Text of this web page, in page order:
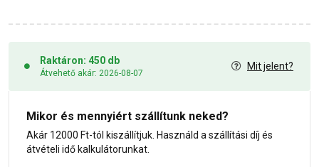
Raktáron: 450 db
Átvehető akár: 2026-08-07
Mit jelent?
Mikor és mennyiért szállítunk neked?
Akár 12000 Ft-tól kiszállítjuk. Használd a szállítási díj és
átvételi idő kalkulátorunkat.